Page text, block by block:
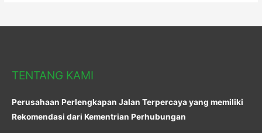
TENTANG KAMI
Perusahaan Perlengkapan Jalan Terpercaya yang memiliki
Rekomendasi dari Kementrian Perhubungan